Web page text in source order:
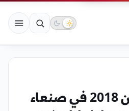
امساكية رمضان 2018 في صنعاء